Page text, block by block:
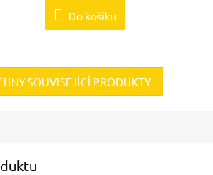
Do košíku
SOUVISEJÍCÍ PRODUKTY